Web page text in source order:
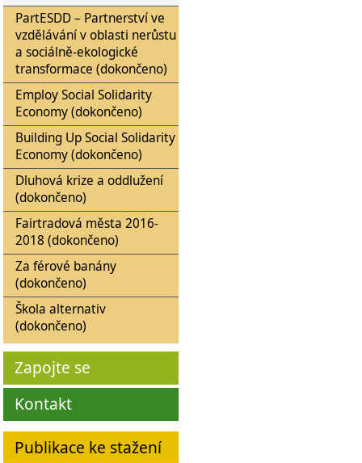
PartESDD – Partnerství ve
vzdělávání v oblasti nerůstu
a sociálně-ekologické
transformace (dokončeno)
Employ Social Solidarity
Economy (dokončeno)
Building Up Social Solidarity
Economy (dokončeno)
Dluhová krize a oddlužení
(dokončeno)
Fairtradová města 2016-
2018 (dokončeno)
Za férové banány
(dokončeno)
Škola alternativ
(dokončeno)
Zapojte se
Kontakt
Publikace ke stažení